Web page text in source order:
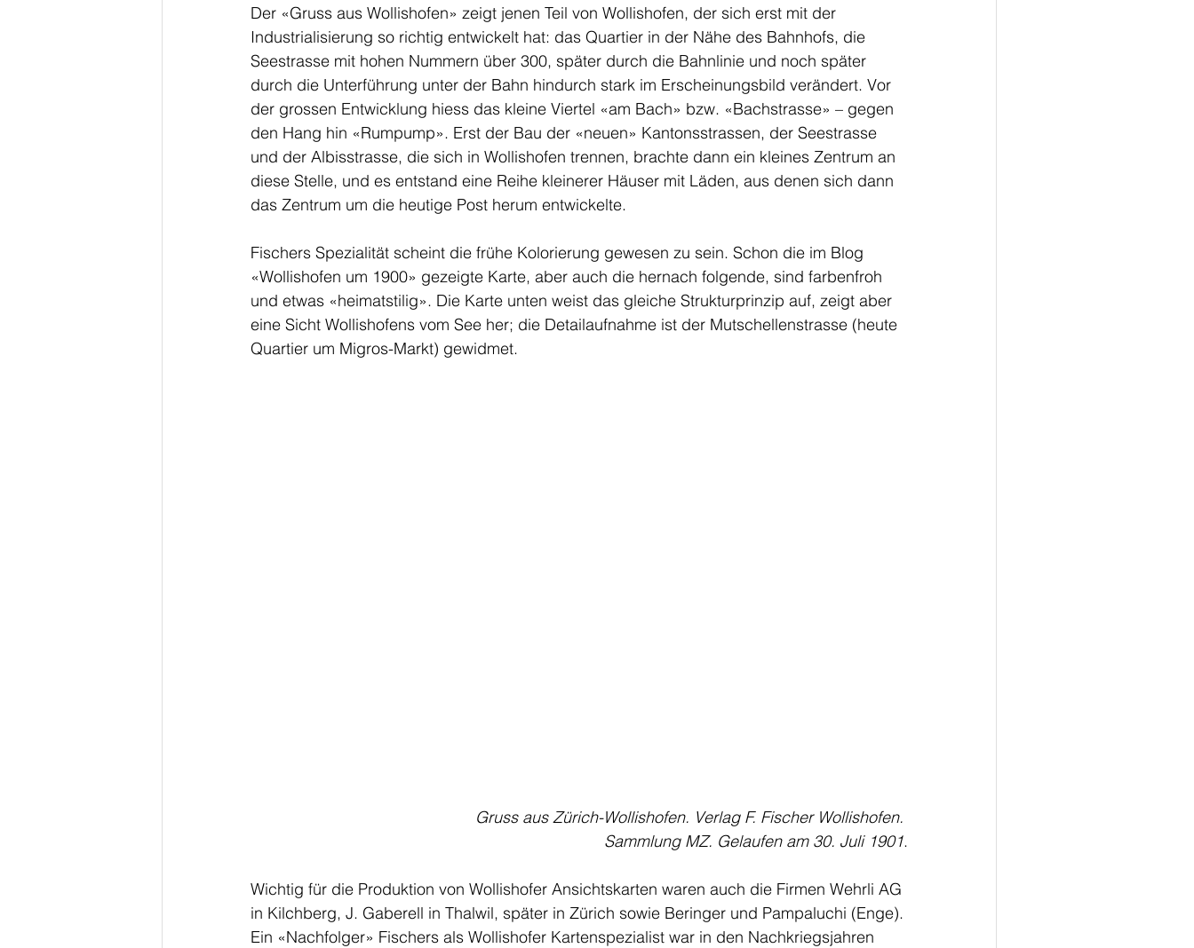
Der «Gruss aus Wollishofen» zeigt jenen Teil von Wollishofen, der sich erst mit der
Industrialisierung so richtig entwickelt hat: das Quartier in der Nähe des Bahnhofs, die
Seestrasse mit hohen Nummern über 300, später durch die Bahnlinie und noch später
durch die Unterführung unter der Bahn hindurch stark im Erscheinungsbild verändert. Vor
der grossen Entwicklung hiess das kleine Viertel «am Bach» bzw. «Bachstrasse» – gegen
den Hang hin «Rumpump». Erst der Bau der «neuen» Kantonsstrassen, der Seestrasse
und der Albisstrasse, die sich in Wollishofen trennen, brachte dann ein kleines Zentrum an
diese Stelle, und es entstand eine Reihe kleinerer Häuser mit Läden, aus denen sich dann
das Zentrum um die heutige Post herum entwickelte.
Fischers Spezialität scheint die frühe Kolorierung gewesen zu sein. Schon die im Blog
«Wollishofen um 1900» gezeigte Karte, aber auch die hernach folgende, sind farbenfroh
und etwas «heimatstilig». Die Karte unten weist das gleiche Strukturprinzip auf, zeigt aber
eine Sicht Wollishofens vom See her; die Detailaufnahme ist der Mutschellenstrasse (heute
Quartier um Migros-Markt) gewidmet.
Gruss aus Zürich-Wollishofen. Verlag F. Fischer Wollishofen.
Sammlung MZ. Gelaufen am 30. Juli 1901.
Wichtig für die Produktion von Wollishofer Ansichtskarten waren auch die Firmen Wehrli AG
in Kilchberg, J. Gaberell in Thalwil, später in Zürich sowie Beringer und Pampaluchi (Enge).
Ein «Nachfolger» Fischers als Wollishofer Kartenspezialist war in den Nachkriegsjahren